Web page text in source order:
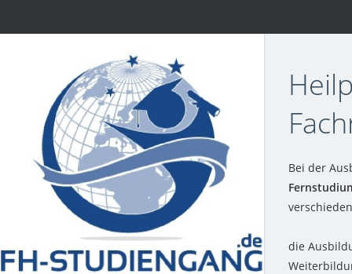
Bei der
die